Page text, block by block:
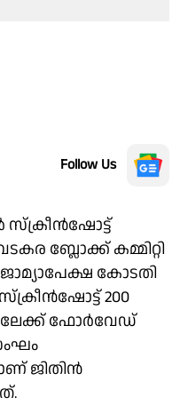
Follow Us
സ്ക്രീൻഷോട്ട്
ബ്ലോക്ക് കമ്മിറ്റി
കോടതി
200
ഫോർവേഡ്
ജിതിൻ